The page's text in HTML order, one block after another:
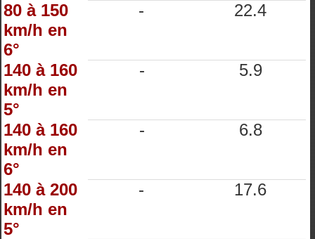
80 à 150
km/h en
6°
- 22.4
140 à 160
km/h en
5°
- 5.9
140 à 160
km/h en
6°
- 6.8
140 à 200
km/h en
5°
- 17.6